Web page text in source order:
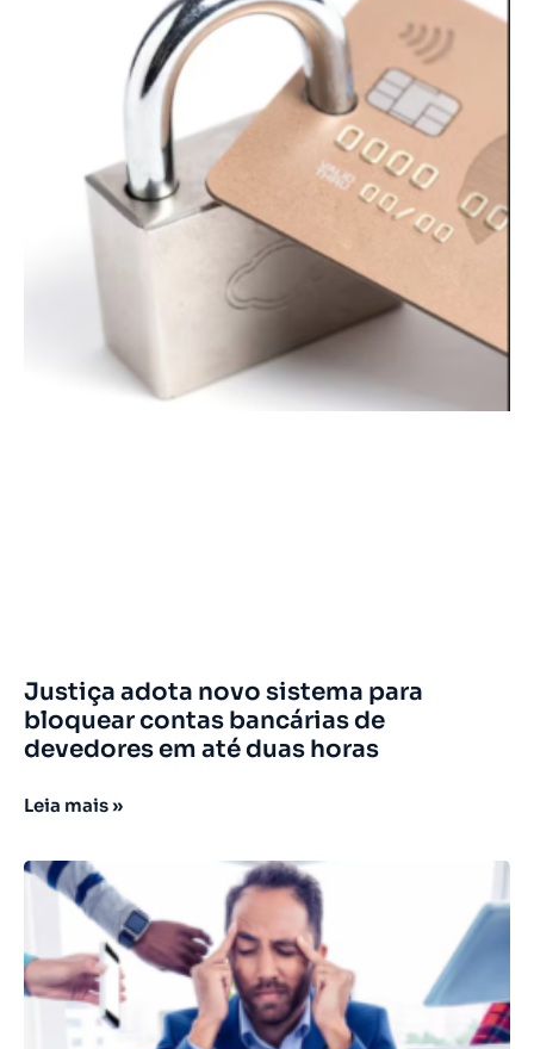
Justiça adota novo sistema para
bloquear contas bancárias de
devedores em até duas horas
Leia mais »